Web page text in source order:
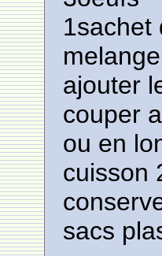
1sachet
ajouter
couper
ou en
cuisson
sacs